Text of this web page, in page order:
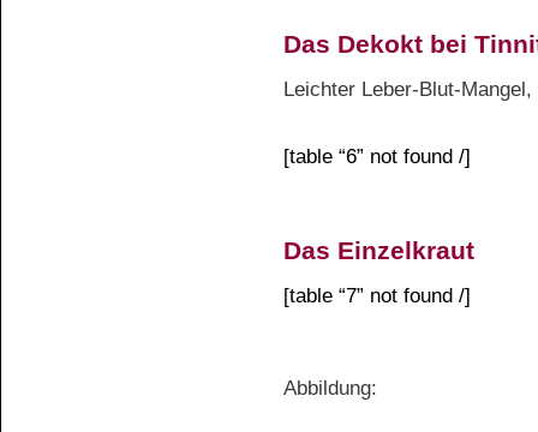
Das Dekokt bei
Leichter Leber-Blut-
[table “6” not found /]
Das Einzelkraut
[table “7” not found /]
Abbildung: